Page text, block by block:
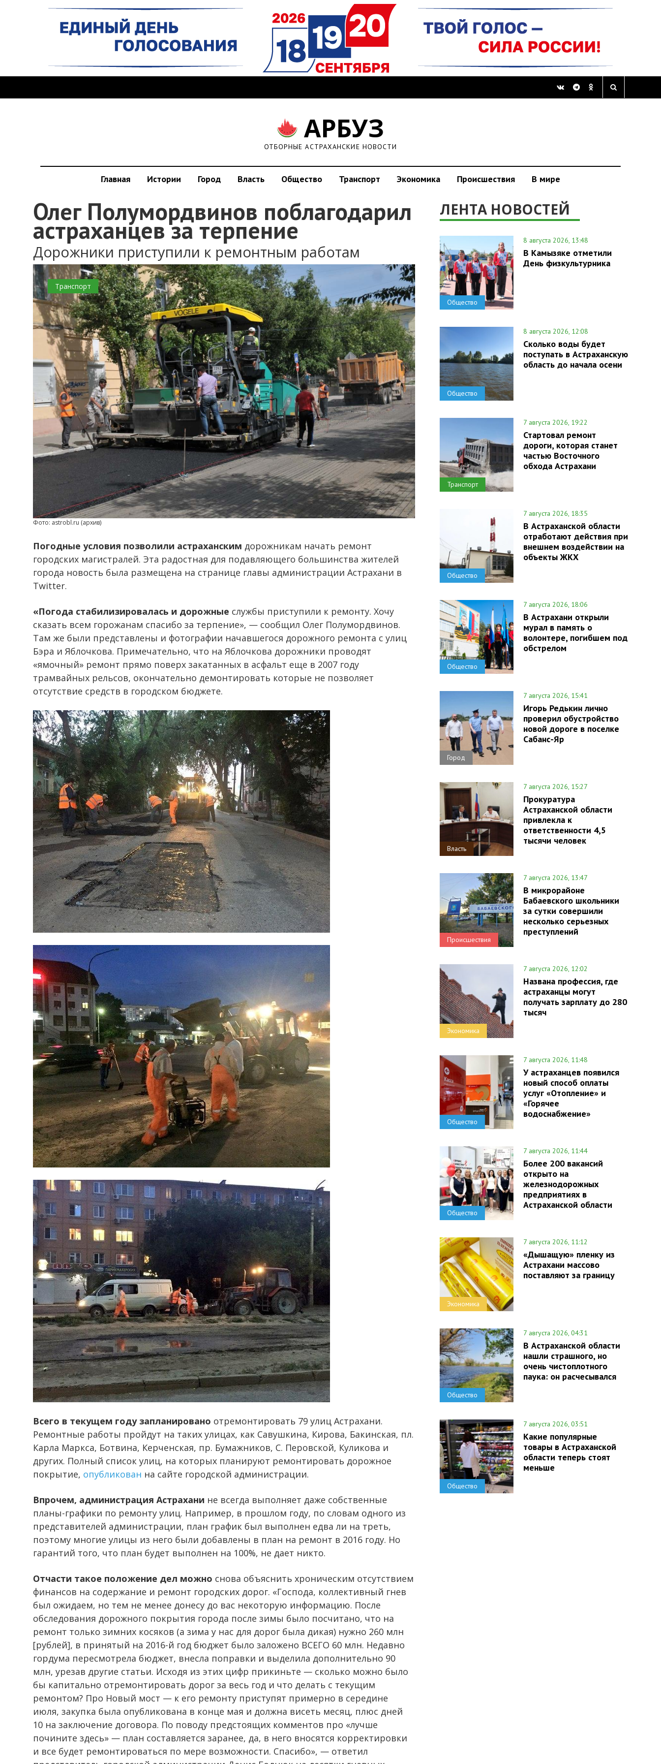
АРБУЗ
ОТБОРНЫЕ АСТРАХАНСКИЕ НОВОСТИ
Главная Истории Город Власть Общество Транспорт Экономика Происшествия В мире
Олег Полумордвинов поблагодарил
астраханцев за терпение
Дорожники приступили к ремонтным работам
0
Транспорт
Фото: astrobl.ru (архив)
Погодные условия позволили астраханским дорожникам начать ремонт
городских магистралей. Эта радостная для подавляющего большинства жителей
города новость была размещена на странице главы администрации Астрахани в
Twitter.
«Погода стабилизировалась и дорожные службы приступили к ремонту. Хочу
сказать всем горожанам спасибо за терпение», — сообщил Олег Полумордвинов.
Там же были представлены и фотографии начавшегося дорожного ремонта с улиц
Бэра и Яблочкова. Примечательно, что на Яблочкова дорожники проводят
«ямочный» ремонт прямо поверх закатанных в асфальт еще в 2007 году
трамвайных рельсов, окончательно демонтировать которые не позволяет
отсутствие средств в городском бюджете.
Всего в текущем году запланировано отремонтировать 79 улиц Астрахани.
Ремонтные работы пройдут на таких улицах, как Савушкина, Кирова, Бакинская, пл.
Карла Маркса, Ботвина, Керченская, пр. Бумажников, С. Перовской, Куликова и
других. Полный список улиц, на которых планируют ремонтировать дорожное
покрытие, опубликован на сайте городской администрации.
Впрочем, администрация Астрахани не всегда выполняет даже собственные
планы-графики по ремонту улиц. Например, в прошлом году, по словам одного из
представителей администрации, план график был выполнен едва ли на треть,
поэтому многие улицы из него были добавлены в план на ремонт в 2016 году. Но
гарантий того, что план будет выполнен на 100%, не дает никто.
Отчасти такое положение дел можно снова объяснить хроническим отсутствием
финансов на содержание и ремонт городских дорог. «Господа, коллективный гнев
был ожидаем, но тем не менее донесу до вас некоторую информацию. После
обследования дорожного покрытия города после зимы было посчитано, что на
ремонт только зимних косяков (а зима у нас для дорог была дикая) нужно 260 млн
[рублей], в принятый на 2016-й год бюджет было заложено ВСЕГО 60 млн. Недавно
гордума пересмотрела бюджет, внесла поправки и выделила дополнительно 90
млн, урезав другие статьи. Исходя из этих цифр прикиньте — сколько можно было
бы капитально отремонтировать дорог за весь год и что делать с текущим
ремонтом? Про Новый мост — к его ремонту приступят примерно в середине
июля, закупка была опубликована в конце мая и должна висеть месяц, плюс дней
10 на заключение договора. По поводу предстоящих комментов про «лучше
почините здесь» — план составляется заранее, да, в него вносятся корректировки
и все будет ремонтироваться по мере возможности. Спасибо», — ответил
ЛЕНТА НОВОСТЕЙ
Общество
8 августа 2026, 13:48
В Камызяке отметили
День физкультурника
Общество
8 августа 2026, 12:08
Сколько воды будет
поступать в Астраханскую
область до начала осени
Транспорт
7 августа 2026, 19:22
Стартовал ремонт
дороги, которая станет
частью Восточного
обхода Астрахани
Общество
7 августа 2026, 18:35
В Астраханской области
отработают действия при
внешнем воздействии на
объекты ЖКХ
Общество
7 августа 2026, 18:06
В Астрахани открыли
мурал в память о
волонтере, погибшем под
обстрелом
Город
7 августа 2026, 15:41
Игорь Редькин лично
проверил обустройство
новой дороге в поселке
Сабанс-Яр
Власть
7 августа 2026, 15:27
Прокуратура
Астраханской области
привлекла к
ответственности 4,5
тысячи человек
Происшествия
7 августа 2026, 13:47
В микрорайоне
Бабаевского школьники
за сутки совершили
несколько серьезных
преступлений
Экономика
7 августа 2026, 12:02
Названа профессия, где
астраханцы могут
получать зарплату до 280
тысяч
Общество
7 августа 2026, 11:48
У астраханцев появился
новый способ оплаты
услуг «Отопление» и
«Горячее
водоснабжение»
Общество
7 августа 2026, 11:44
Более 200 вакансий
открыто на
железнодорожных
предприятиях в
Астраханской области
Экономика
7 августа 2026, 11:12
«Дышащую» пленку из
Астрахани массово
поставляют за границу
Общество
7 августа 2026, 04:31
В Астраханской области
нашли страшного, но
очень чистоплотного
паука: он расчесывался
Общество
7 августа 2026, 03:51
Какие популярные
товары в Астраханской
области теперь стоят
меньше